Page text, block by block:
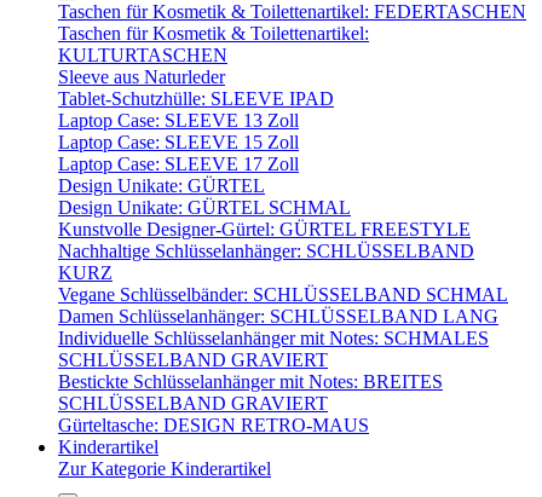
Taschen für Kosmetik & Toilettenartikel: FEDERTASCHEN
Taschen für Kosmetik & Toilettenartikel:
KULTURTASCHEN
Sleeve aus Naturleder
Tablet-Schutzhülle: SLEEVE IPAD
Laptop Case: SLEEVE 13 Zoll
Laptop Case: SLEEVE 15 Zoll
Laptop Case: SLEEVE 17 Zoll
Design Unikate: GÜRTEL
Design Unikate: GÜRTEL SCHMAL
Kunstvolle Designer-Gürtel: GÜRTEL FREESTYLE
Nachhaltige Schlüsselanhänger: SCHLÜSSELBAND
KURZ
Vegane Schlüsselbänder: SCHLÜSSELBAND SCHMAL
Damen Schlüsselanhänger: SCHLÜSSELBAND LANG
Individuelle Schlüsselanhänger mit Notes: SCHMALES
SCHLÜSSELBAND GRAVIERT
Bestickte Schlüsselanhänger mit Notes: BREITES
SCHLÜSSELBAND GRAVIERT
Gürteltasche: DESIGN RETRO-MAUS
Kinderartikel
Zur Kategorie Kinderartikel